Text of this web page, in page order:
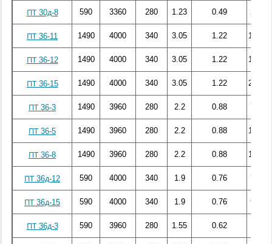
ПТ 30д-8 590 3360 280 1.23 0.49 29.64
ПТ 36-11 1490 4000 340 3.05 1.22 179.06
ПТ 36-12 1490 4000 340 3.05 1.22 184.66
ПТ 36-15 1490 4000 340 3.05 1.22 237.52
ПТ 36-3 1490 3960 280 2.2 0.88 76.86
ПТ 36-5 1490 3960 280 2.2 0.88 133.82
ПТ 36-8 1490 3960 280 2.2 0.88 179.56
ПТ 36д-12 590 4000 340 1.9 0.76 70.37
ПТ 36д-15 590 4000 340 1.9 0.76 90.92
ПТ 36д-3 590 3960 280 1.55 0.62